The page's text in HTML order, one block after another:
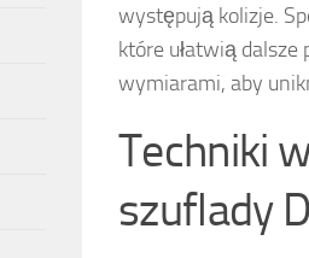
występują kolizje.
które ułatwią
wymiarami, aby
Techniki
szuflady